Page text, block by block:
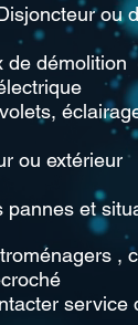
ou
de
ou extérieur
pannes et
,
service